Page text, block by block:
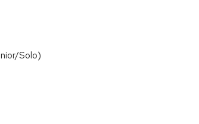
Solo)